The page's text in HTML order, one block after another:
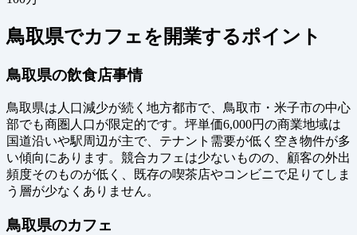
鳥取県でカフェを開業するポイント
鳥取県の飲食店事情
鳥取県は人口減少が続く地方都市で、鳥取市・米子市の中心
部でも商圏人口が限定的です。坪単価6,000円の商業地域は
国道沿いや駅周辺が主で、テナント需要が低く空き物件が多
い傾向にあります。競合カフェは少ないものの、顧客の外出
頻度そのものが低く、既存の喫茶店やコンビニで足りてしま
う層が少なくありません。
鳥取県のカフェ